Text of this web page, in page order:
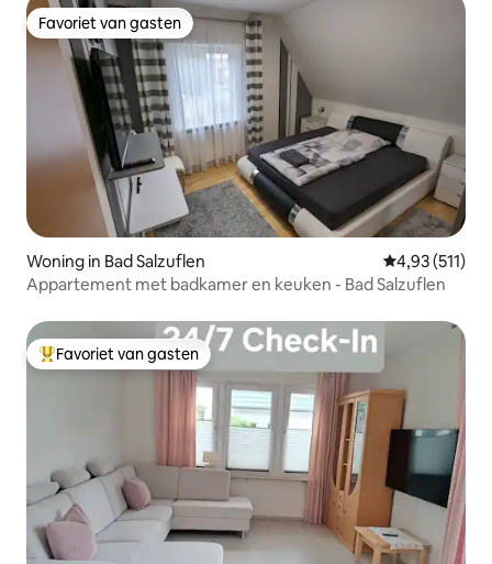
Favoriet van gasten
Favoriet van gasten
Woning in Bad Salzuflen Gemiddelde
4,93 (511)
Appartement met badkamer en keuken - Bad Salzuflen
Topfavoriet van gasten
Favoriet van gasten